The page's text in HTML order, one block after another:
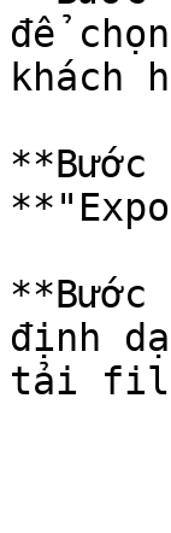
để
khách
định